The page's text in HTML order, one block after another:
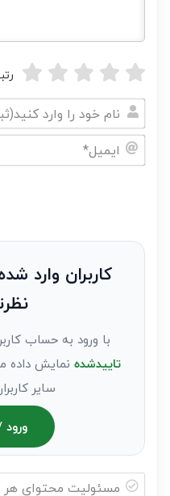
نام
خود
نظر
کاربران وارد
با ورود به حساب
تاییدشده نمایش داده
سایر